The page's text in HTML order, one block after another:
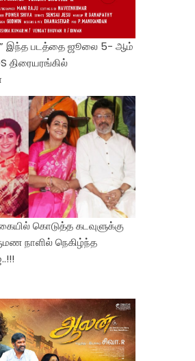
இந்த படத்தை ஜூலை 5- ஆம்
திரையரங்கில்
கொடுத்த கடவுளுக்கு
நாளில் நெகிழ்ந்த